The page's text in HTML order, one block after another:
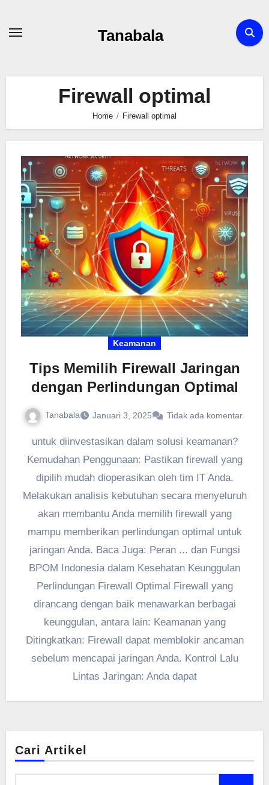
Tanabala
Firewall optimal
Home Firewall optimal
Keamanan
Tips Memilih Firewall Jaringan
dengan Perlindungan Optimal
Tanabala Januari 3, 2025 Tidak ada komentar
untuk diinvestasikan dalam solusi keamanan?
Kemudahan Penggunaan: Pastikan firewall yang
dipilih mudah dioperasikan oleh tim IT Anda.
Melakukan analisis kebutuhan secara menyeluruh
akan membantu Anda memilih firewall yang
mampu memberikan perlindungan optimal untuk
jaringan Anda. Baca Juga: Peran ... dan Fungsi
BPOM Indonesia dalam Kesehatan Keunggulan
Perlindungan Firewall Optimal Firewall yang
dirancang dengan baik menawarkan berbagai
keunggulan, antara lain: Keamanan yang
Ditingkatkan: Firewall dapat memblokir ancaman
sebelum mencapai jaringan Anda. Kontrol Lalu
Lintas Jaringan: Anda dapat
Cari Artikel